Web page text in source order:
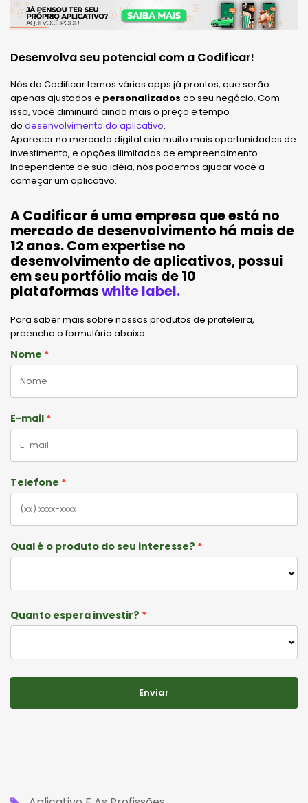
Desenvolva seu potencial com a Codificar!
Nós da Codificar temos vários apps já prontos, que serão
apenas ajustados e personalizados ao seu negócio. Com
isso, você diminuirá ainda mais o preço e tempo
do desenvolvimento do aplicativo.
Aparecer no mercado digital cria muito mais oportunidades de
investimento, e opções ilimitadas de empreendimento.
Independente de sua idéia, nós podemos ajudar você a
começar um aplicativo.
A Codificar é uma empresa que está no
mercado de desenvolvimento há mais de
12 anos. Com expertise no
desenvolvimento de aplicativos, possui
em seu portfólio mais de 10
plataformaswhite label.
Para saber mais sobre nossos produtos de prateleira,
preencha o formulário abaixo:
Nome
E-mail
Telefone
Qual é o produto do seu interesse?
Quanto espera investir?
Enviar